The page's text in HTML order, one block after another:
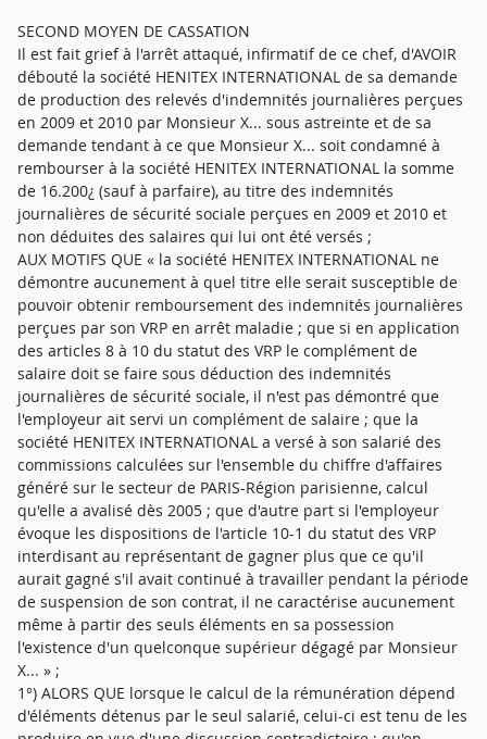
SECOND MOYEN DE CASSATION
Il est fait grief à l'arrêt attaqué, infirmatif de ce chef, d'AVOIR
débouté la société HENITEX INTERNATIONAL de sa demande
de production des relevés d'indemnités journalières perçues
en 2009 et 2010 par Monsieur X... sous astreinte et de sa
demande tendant à ce que Monsieur X... soit condamné à
rembourser à la société HENITEX INTERNATIONAL la somme
de 16.200¿ (sauf à parfaire), au titre des indemnités
journalières de sécurité sociale perçues en 2009 et 2010 et
non déduites des salaires qui lui ont été versés ;
AUX MOTIFS QUE « la société HENITEX INTERNATIONAL ne
démontre aucunement à quel titre elle serait susceptible de
pouvoir obtenir remboursement des indemnités journalières
perçues par son VRP en arrêt maladie ; que si en application
des articles 8 à 10 du statut des VRP le complément de
salaire doit se faire sous déduction des indemnités
journalières de sécurité sociale, il n'est pas démontré que
l'employeur ait servi un complément de salaire ; que la
société HENITEX INTERNATIONAL a versé à son salarié des
commissions calculées sur l'ensemble du chiffre d'affaires
généré sur le secteur de PARIS-Région parisienne, calcul
qu'elle a avalisé dès 2005 ; que d'autre part si l'employeur
évoque les dispositions de l'article 10-1 du statut des VRP
interdisant au représentant de gagner plus que ce qu'il
aurait gagné s'il avait continué à travailler pendant la période
de suspension de son contrat, il ne caractérise aucunement
même à partir des seuls éléments en sa possession
l'existence d'un quelconque supérieur dégagé par Monsieur
X... » ;
1°) ALORS QUE lorsque le calcul de la rémunération dépend
d'éléments détenus par le seul salarié, celui-ci est tenu de les